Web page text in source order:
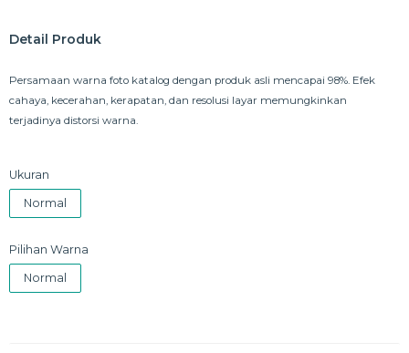
Detail Produk
Persamaan warna foto katalog dengan produk asli mencapai 98%. Efek
cahaya, kecerahan, kerapatan, dan resolusi layar memungkinkan
terjadinya distorsi warna.
Ukuran
Normal
Pilihan Warna
Normal